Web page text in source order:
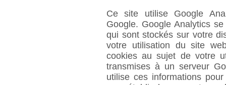
Ce site utilise Google
Google. Google Analytics
qui sont stockés sur votre
votre utilisation du site
cookies au sujet de votre
transmises à un serveur
utilise ces informations